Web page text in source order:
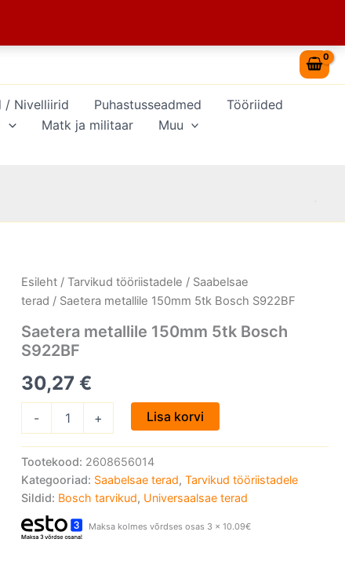
/ Nivelliirid Puhastusseadmed
Tööriided
Matk ja militaar
Muu
Esileht /Tarvikud tööriistadele / Saabelsae
terad / Saetera metallile 150mm 5tk Bosch S922BF
Saetera metallile 150mm 5tk Bosch
S922BF
30,27€
-
Saetera
metallile
150mm
5tk
Bosch
S922BF
kogus
+ Lisa korvi
Tootekood: 2608656014
Kategooriad: Saabelsae terad,Tarvikud tööriistadele
Sildid: Bosch tarvikud, Universaalsae terad
Maksa kolmes võrdses osas 3 x 10.09€
kogus